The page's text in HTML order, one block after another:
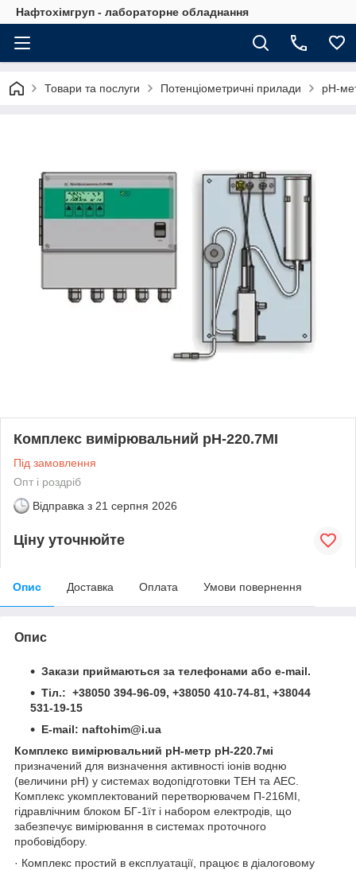
Нафтохімгруп - лабораторне обладнання
Товари та послуги Потенціометричні прилади рН-
Комплекс вимірювальний рН-220.7МІ
Під замовлення
Опт і роздріб
Відправка з 21 серпня 2026
Ціну уточнюйте
Опис Доставка Оплата Умови повернення
Опис
Закази приймаються за телефонами або e-mail.
Тіл.: +38050 394-96-09, +38050 410-74-81, +38044
531-19-15
Е-mail: naftohim@i.ua
Комплекс вимірювальний pH-метр pH-220.7мі
призначений для визначення активності іонів водню
(величини pH) у системах водопідготовки ТЕН та АЕС.
Комплекс укомплектований перетворювачем П-216МІ,
гідравлічним блоком БГ-1їт і набором електродів, що
забезпечує вимірювання в системах проточного
пробовідбору.
· Комплекс простий в експлуатації, працює в діалоговому